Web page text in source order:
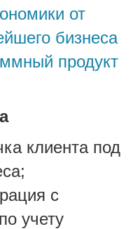
от
бизнеса
продукт
клиента под
с
учету